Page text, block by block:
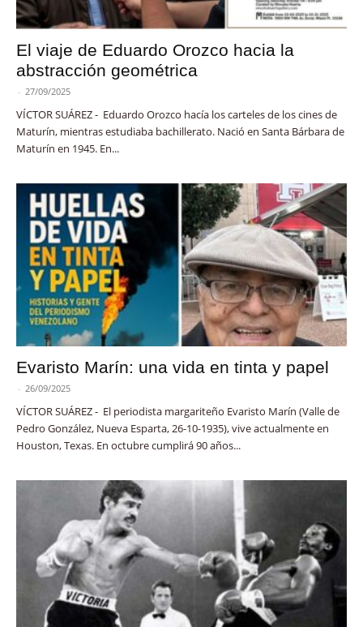
El viaje de Eduardo Orozco hacia la
abstracción geométrica
- 27/09/2025
VÍCTOR SUÁREZ - Eduardo Orozco hacía los carteles de los cines de
Maturín, mientras estudiaba bachillerato. Nació en Santa Bárbara de
Maturín en 1945. En...
Evaristo Marín: una vida en tinta y papel
- 26/09/2025
VÍCTOR SUÁREZ - El periodista margariteño Evaristo Marín (Valle de
Pedro González, Nueva Esparta, 26-10-1935), vive actualmente en
Houston, Texas. En octubre cumplirá 90 años...